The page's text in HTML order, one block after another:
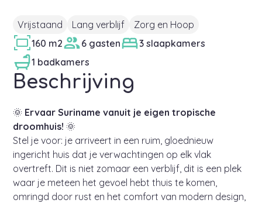
Vrijstaand Lang verblijf
Zorg en Hoop
160 m2
6 gasten
3 slaapkamers
1 badkamers
Beschrijving
🌞 Ervaar Suriname vanuit je eigen tropische
droomhuis! 🌞
Stel je voor: je arriveert in een ruim, gloednieuw
ingericht huis dat je verwachtingen op elk vlak
overtreft. Dit is niet zomaar een verblijf, dit is een plek
waar je meteen het gevoel hebt thuis te komen,
omringd door rust en het comfort van modern design,